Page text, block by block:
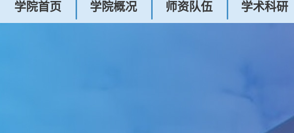
学院首页 学院概况 师资队伍 学术科研